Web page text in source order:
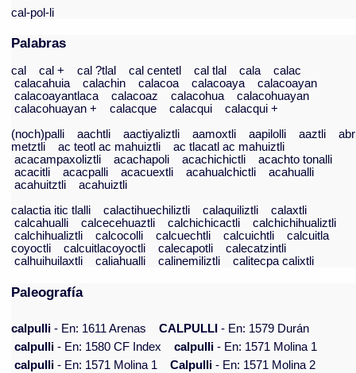
cal-pol-li
Palabras
cal cal + cal ?tlal cal centetl cal tlal cala
calac
calacahuia
calachin calacoa calacoaya
calacoayan
calacoayantlaca
calacoaz calacohua
calacohuayan
calacohuayan +
calacque calacqui
calacqui +
(noch)palli
aachtli aactiyaliztli aamoxtli aapilolli aaztli
metztli
ac teotl ac mahuiztli
ac tlacatl ac mahuiztli
acacampaxoliztli
acachapoli acachichictli
acachto tonalli
acacitli
acacpalli acacuextli acahualchictli
acahualli
acahuitztli
acahuiztli
calactia itic tlalli
calactihuechiliztli calaquiliztli
calaxtli
calcahualli
calcecehuaztli calchichicactli
calchichihualiztli
calchihualiztli
calcocolli calcuechtli calcuichtli
calcuitla
coyoctli
calcuitlacoyoctli calecapotli
calecatzintli
calhuihuilaxtli
caliahualli calinemiliztli calitecpa calixtli
Paleografía
calpulli - En: 1611 Arenas CALPULLI - En: 1579 Durán
calpulli - En: 1580 CF Index calpulli - En: 1571 Molina 1
calpulli - En: 1571 Molina 1 Calpulli - En: 1571 Molina 2